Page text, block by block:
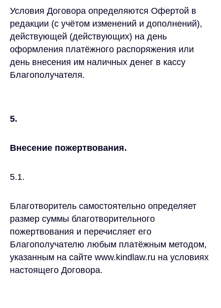
Условия Договора определяются Офертой в
редакции (с учётом изменений и дополнений),
действующей (действующих) на день
оформления платёжного распоряжения или
день внесения им наличных денег в кассу
Благополучателя.
5.
Внесение пожертвования.
5.1.
Благотворитель самостоятельно определяет
размер суммы благотворительного
пожертвования и перечисляет его
Благополучателю любым платёжным методом,
указанным на сайте www.kindlaw.ru на условиях
настоящего Договора.